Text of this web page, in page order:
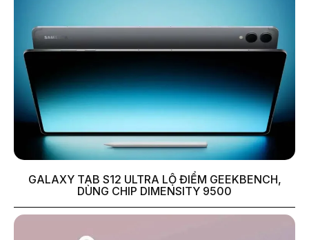
GALAXY TAB S12 ULTRA LỘ ĐIỂM GEEKBENCH,
DÙNG CHIP DIMENSITY 9500